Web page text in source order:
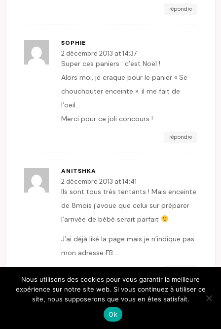
répondre
SOPHIE
2 décembre 2013 at 14:37
Super ces paniers : c’est Noël !
Alors moi, je craque pour le panier « Se
chouchouter enceinte ». il me fait de
l’oeil…
Merci pour ce joli concours !
répondre
ANITSHKA
2 décembre 2013 at 14:41
Ils sont tous très tentants ! Mais enceinte
de 8mois j’avoue que celui sur préparer
l’arrivée de bébé serait parfait
J’ai déjà liké la page mais je n’indique pas
mon adresse FB …
VANESSA DEGARVE
2 décembre 2013 at 14:44
Nous utilisons des cookies pour vous garantir la meilleure
expérience sur notre site web. Si vous continuez à utiliser ce
site, nous supposerons que vous en êtes satisfait.
Ok